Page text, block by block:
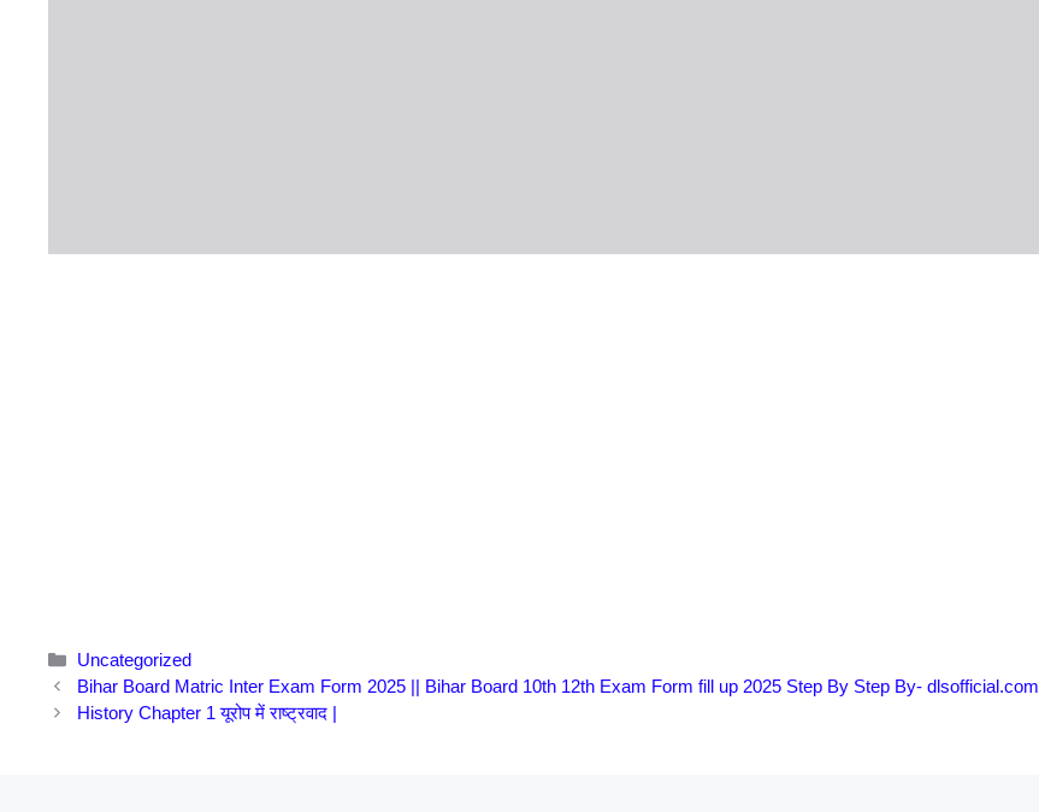
Categories
Uncategorized
Bihar Board Matric Inter Exam Form 2025 || Bihar Board 10th 12th Exam Form fill up 2025 Step By Step By- dlsofficial.com
History Chapter 1 यूरोप में राष्ट्रवाद |